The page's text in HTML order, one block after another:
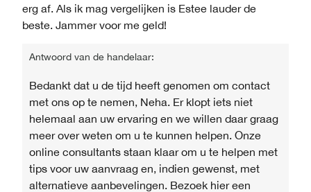
erg af. Als ik mag vergelijken is Estee lauder de
beste. Jammer voor me geld!
Antwoord van de handelaar:
Bedankt dat u de tijd heeft genomen om contact
met ons op te nemen, Neha. Er klopt iets niet
helemaal aan uw ervaring en we willen daar graag
meer over weten om u te kunnen helpen. Onze
online consultants staan ​​klaar om u te helpen met
tips voor uw aanvraag en, indien gewenst, met
alternatieve aanbevelingen. Bezoek hier een